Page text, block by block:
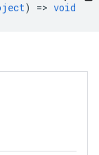
) => void